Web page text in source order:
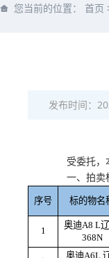
您当前的位置： 首页
发布时间：
受委托，
一、拍卖
序号 标的物名
1
奥迪A8 L
368N
奥迪A6L